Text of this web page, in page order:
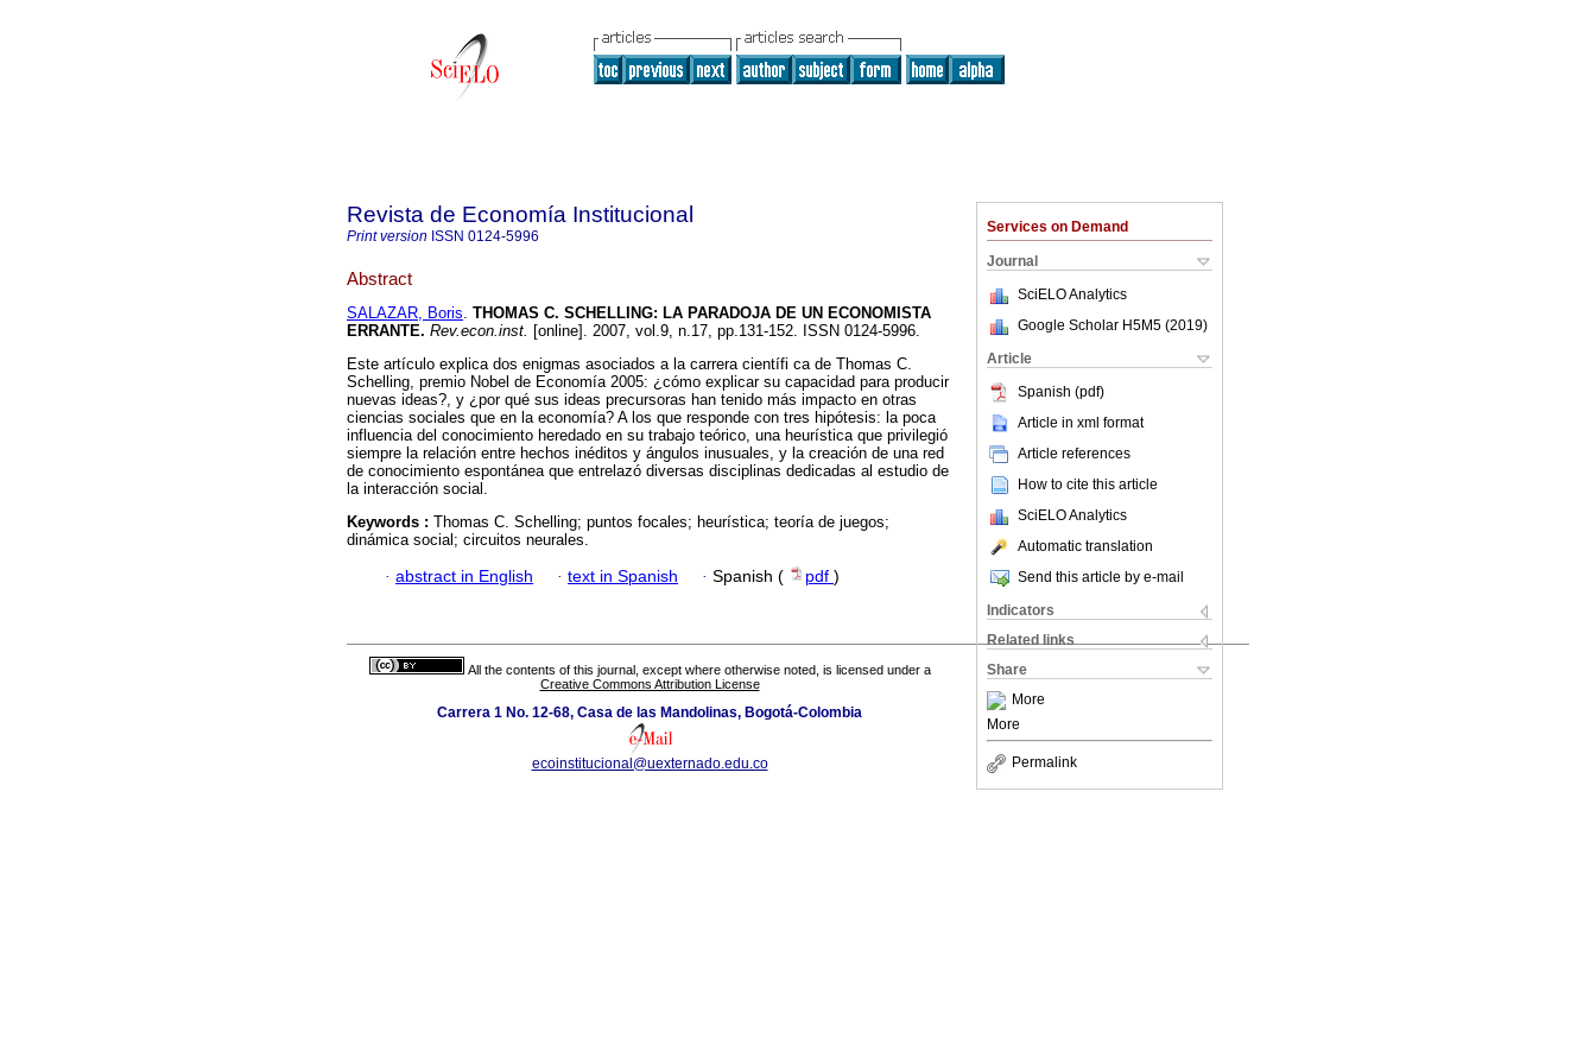
Services on Demand
Journal
SciELO Analytics
Google Scholar H5M5 (2019)
Article
Spanish (pdf)
Article in xml format
Article references
How to cite this article
SciELO Analytics
Automatic translation
Send this article by e-mail
Indicators
Related links
Share
More
More
Permalink
Revista de Economía Institucional
Print version ISSN 0124-5996
Abstract
SALAZAR, Boris. THOMAS C. SCHELLING: LA PARADOJA DE UN ECONOMISTA
ERRANTE. Rev.econ.inst. [online]. 2007, vol.9, n.17, pp.131-152. ISSN 0124-5996.
Este artículo explica dos enigmas asociados a la carrera científi ca de Thomas C.
Schelling, premio Nobel de Economía 2005: ¿cómo explicar su capacidad para producir
nuevas ideas?, y ¿por qué sus ideas precursoras han tenido más impacto en otras
ciencias sociales que en la economía? A los que responde con tres hipótesis: la poca
influencia del conocimiento heredado en su trabajo teórico, una heurística que privilegió
siempre la relación entre hechos inéditos y ángulos inusuales, y la creación de una red
de conocimiento espontánea que entrelazó diversas disciplinas dedicadas al estudio de
la interacción social.
Keywords : Thomas C. Schelling; puntos focales; heurística; teoría de juegos;
dinámica social; circuitos neurales.
· abstract in English · text in Spanish · Spanish ( pdf )
All the contents of this journal, except where otherwise noted, is licensed under a
Creative Commons Attribution License
Carrera 1 No. 12-68, Casa de las Mandolinas, Bogotá-Colombia
ecoinstitucional@uexternado.edu.co